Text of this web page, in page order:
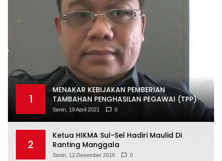
1
MENAKAR KEBIJAKAN PEMBERIAN
TAMBAHAN PENGHASILAN PEGAWAI (TPP)
Senin, 19 April 2021 0
2
Ketua HIKMA Sul-Sel Hadiri Maulid Di
Ranting Manggala
Senin, 12 Desember 2016 0